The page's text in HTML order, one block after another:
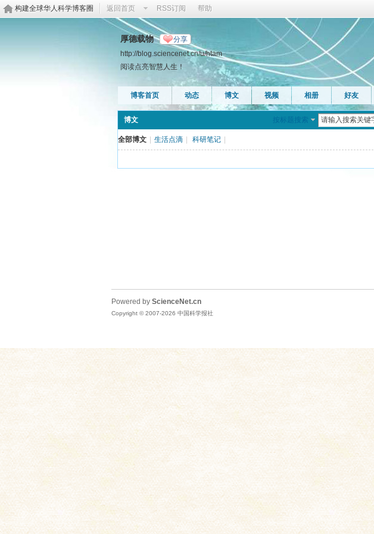
构建全球华人科学博客圈 返回首页 RSS订阅 帮助
厚德载物 分享
http://blog.sciencenet.cn/u/htam
阅读点亮智慧人生！
博客首页 动态 博文 视频 相册 好友
博文 按标题搜索
全部博文 生活点滴 科研笔记
Powered by ScienceNet.cn
Copyright © 2007-2026 中国科学报社